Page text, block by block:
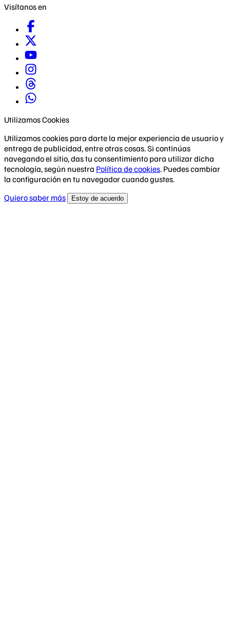
Visítanos en
Utilizamos Cookies
Utilizamos cookies para darte la mejor experiencia de usuario y
entrega de publicidad, entre otras cosas. Si continúas
navegando el sitio, das tu consentimiento para utilizar dicha
tecnología, según nuestra Política de cookies. Puedes cambiar
la configuración en tu navegador cuando gustes.
Quiero saber más
Estoy de acuerdo